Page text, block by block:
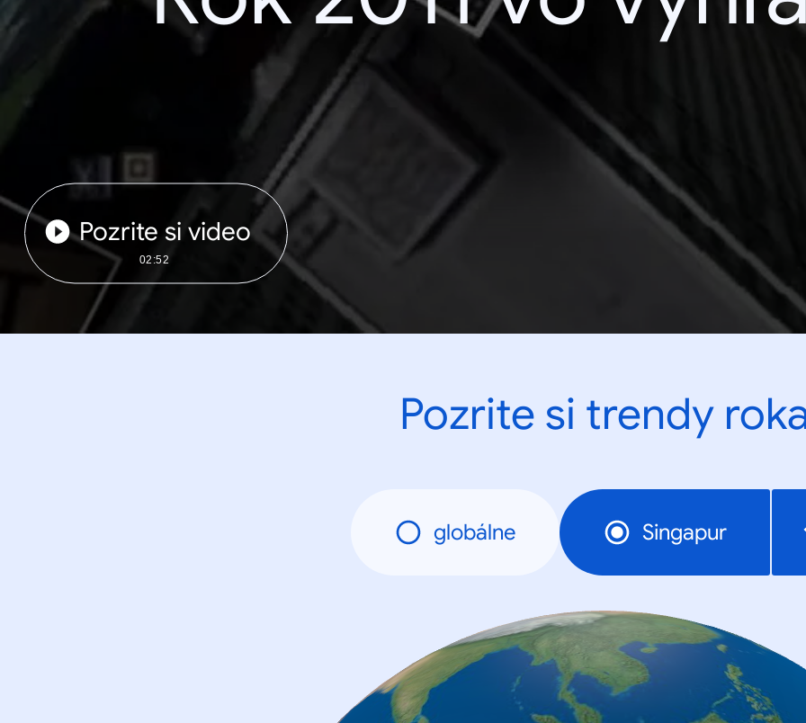
Pozrite si video
02:52
Pozrite si trendy
globálne Singapur